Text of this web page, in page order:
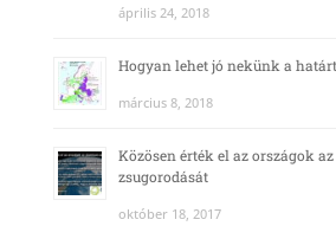
április 24, 2018
Hogyan lehet jó nekünk a
március 8, 2018
Közösen érték el az országok
zsugorodását
október 18, 2017